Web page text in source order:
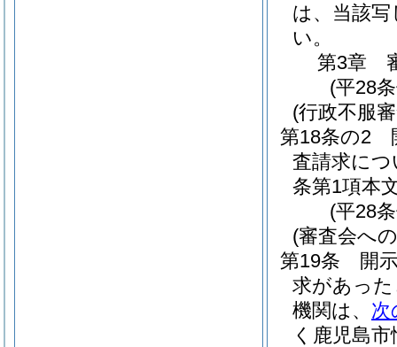
は、当該
い。
第3章
(平28
(行政不服
第18条の2
査請求に
条第1項本
(平28
(審査会へ
第19条
開
求があっ
機関は、 次
く鹿児島